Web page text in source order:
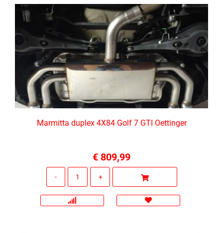
Marmitta duplex 4X84 Golf 7 GTI Oettinger
€ 809,99